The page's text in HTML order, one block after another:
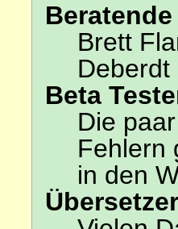
Brett
Deberdt
Beta
Die
Fehlern
in den
Übersetzer